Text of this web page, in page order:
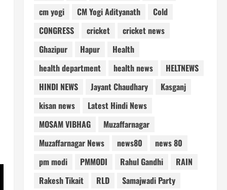
cm yogi
CM Yogi Adityanath
Cold
CONGRESS
cricket
cricket news
Ghazipur
Hapur
Health
health department
health news
HELTNEWS
HINDI NEWS
Jayant Chaudhary
Kasganj
kisan news
Latest Hindi News
MOSAM VIBHAG
Muzaffarnagar
Muzaffarnagar News
news80
news 80
pm modi
PMMODI Rahul Gandhi
RAIN
Rakesh Tikait
RLD
Samajwadi Party